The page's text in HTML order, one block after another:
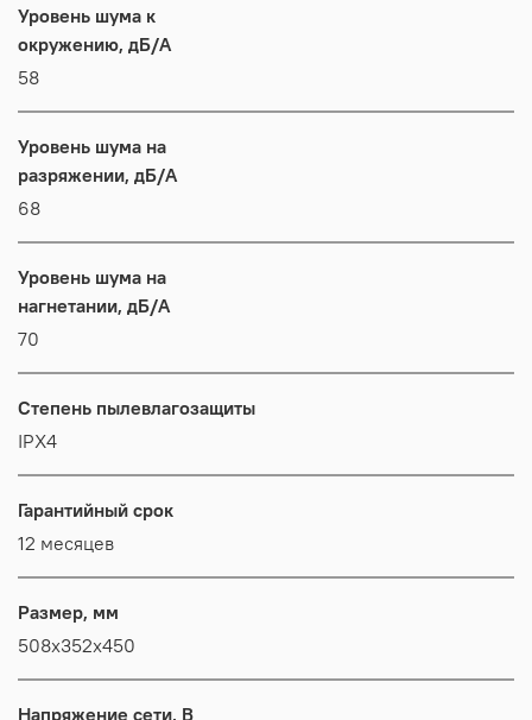
Уровень шума к
окружению, дБ/А
58
Уровень шума на
разряжении, дБ/А
68
Уровень шума на
нагнетании, дБ/А
70
Степень пылевлагозащиты
IPX4
Гарантийный срок
12 месяцев
Размер, мм
508x352x450
Напряжение сети, В